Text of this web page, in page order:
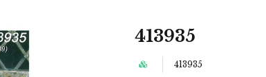
413935
413935